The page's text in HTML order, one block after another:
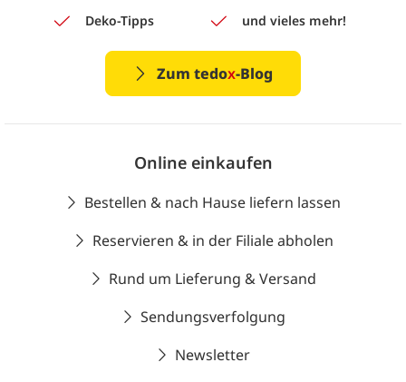
Deko-Tipps
und vieles mehr!
Zum tedox-Blog
Online einkaufen
Bestellen & nach Hause liefern lassen
Reservieren & in der Filiale abholen
Rund um Lieferung & Versand
Sendungsverfolgung
Newsletter